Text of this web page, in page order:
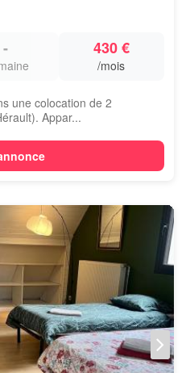
- 430 €
/mois
une colocation de 2
Appar...